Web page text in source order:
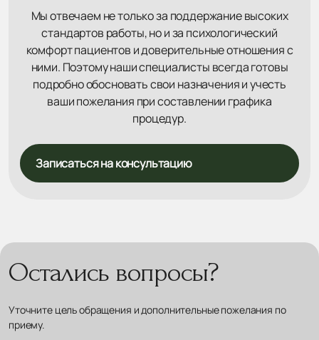
Мы отвечаем не только за поддержание высоких
стандартов работы, но и за психологический
комфорт пациентов и доверительные отношения с
ними. Поэтому наши специалисты всегда готовы
подробно обосновать свои назначения и учесть
ваши пожелания при составлении графика
процедур.
Записаться на консультацию
Остались вопросы?
Уточните цель обращения и дополнительные пожелания по
приему.